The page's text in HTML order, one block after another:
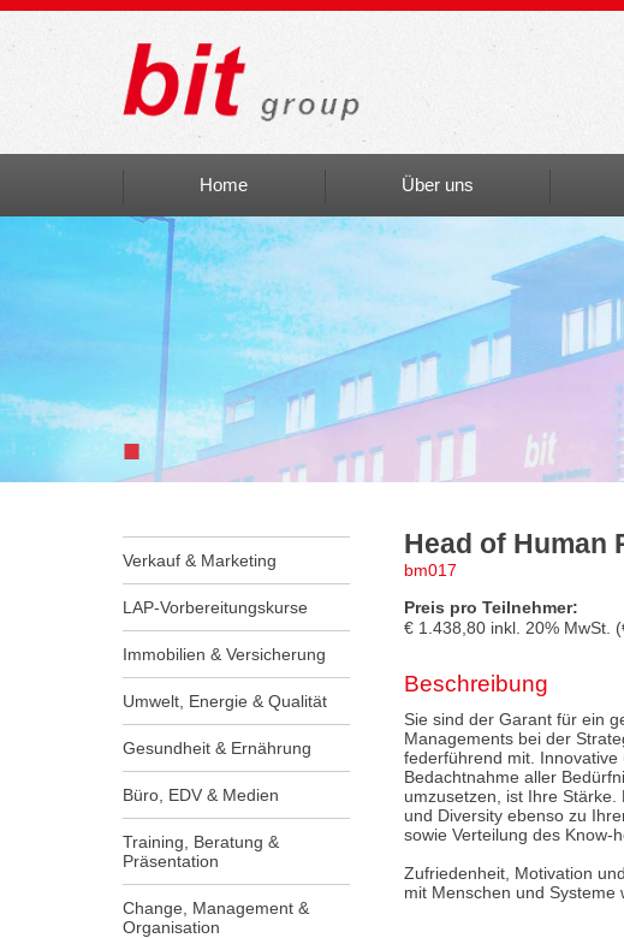
Home Über uns
bit Art
Einblicke
■
Verkauf & Marketing
LAP-Vorbereitungskurse
Immobilien & Versicherung
Umwelt, Energie & Qualität
Gesundheit & Ernährung
Büro, EDV & Medien
Training, Beratung &
Präsentation
Change, Management &
Organisation
Head of Human
bm017
Preis pro Teilnehmer:
€ 1.438,80 inkl. 20% MwSt.
Beschreibung
Sie sind der Garant für ein
Managements bei der
federführend mit.
Bedachtnahme aller
umzusetzen, ist Ihre
und Diversity ebenso zu
sowie Verteilung des Know-
Zufriedenheit, Motivation
mit Menschen und Systeme